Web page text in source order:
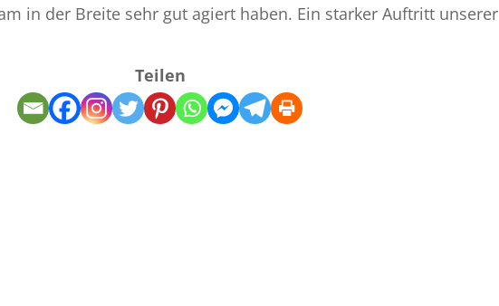
in der Breite sehr gut agiert haben. Ein starker Auftritt unserer
Teilen